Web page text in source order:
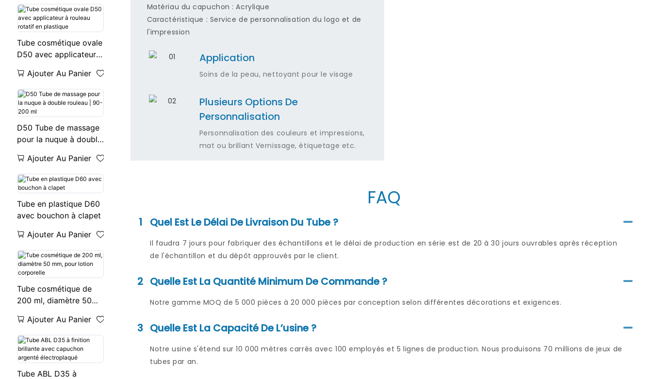
Matériau du capuchon : Acrylique
Caractéristique : Service de personnalisation du logo et de
l'impression
Application
Soins de la peau, nettoyant pour le visage
Plusieurs Options De
Personnalisation
Personnalisation des couleurs et impressions,
mat ou brillant Vernissage, étiquetage etc.
FAQ
1 Quel Est Le Délai De Livraison Du Tube ?
Il faudra 7 jours pour fabriquer des échantillons et le délai de production en série est de 20 à 30 jours ouvrables après réception
de l'échantillon et du dépôt approuvés par le client.
2 Quelle Est La Quantité Minimum De Commande ?
Notre gamme MOQ de 5 000 pièces à 20 000 pièces par conception selon différentes décorations et exigences.
3 Quelle Est La Capacité De L’usine ?
Notre usine s'étend sur 10 000 mètres carrés avec 100 employés et 5 lignes de production. Nous produisons 70 millions de jeux de
tubes par an.
Tube cosmétique ovale
D50 avec applicateur à
plastique
Ajouter Au Panier
D50 Tube de massage
pour la nuque à double
Ajouter Au Panier
Tube en plastique D60
avec bouchon à clapet
Ajouter Au Panier
Tube cosmétique de
200 ml, diamètre 50
corporelle
Ajouter Au Panier
Tube ABL D35 à